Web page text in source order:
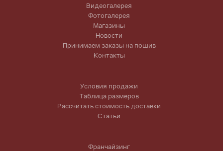
Видеогалерея
Фотогалерея
Магазины
Новости
Принимаем заказы на пошив
Контакты
Условия продажи
Таблица размеров
Рассчитать стоимость доставки
Статьи
Франчайзинг